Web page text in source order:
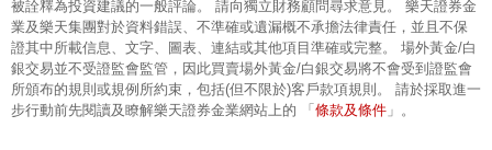
被詮釋為投資建議的一般評論。 請向獨立財務顧問尋求意見。 樂天證券金
業及樂天集團對於資料錯誤、不準確或遺漏概不承擔法律責任，並且不保
證其中所載信息、文字、圖表、連結或其他項目準確或完整。 場外黃金/白
銀交易並不受證監會監管，因此買賣場外黃金/白銀交易將不會受到證監會
所頒布的規則或規例所約束，包括(但不限於)客戶款項規則。 請於採取進一
步行動前先閱讀及瞭解樂天證券金業網站上的 「 條款及條件 」。